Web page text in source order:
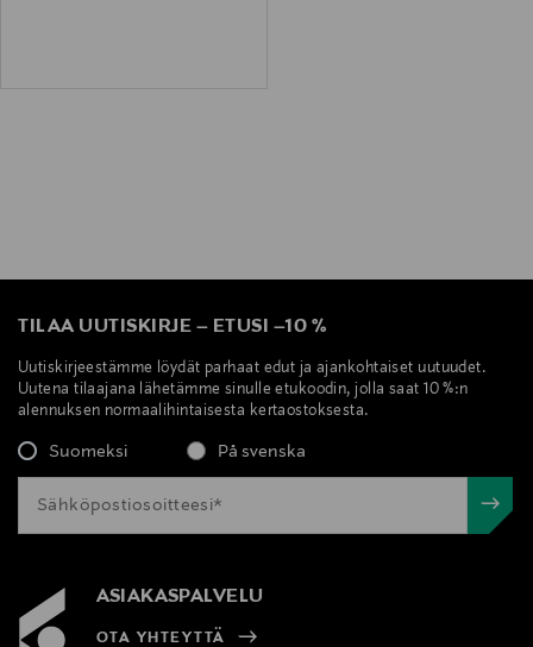
TILAA UUTISKIRJE – ETUSI –10 %
Uutiskirjeestämme löydät parhaat edut ja ajankohtaiset uutuudet.
Uutena tilaajana lähetämme sinulle etukoodin, jolla saat 10 %:n
alennuksen normaalihintaisesta kertaostoksesta.
Suomeksi På svenska
ASIAKASPALVELU
OTA YHTEYTTÄ